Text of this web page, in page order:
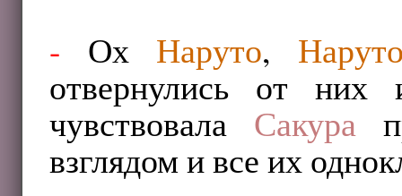
- Ох Наруто,
отвернулись от
чувствовала Сакура
взглядом и все их